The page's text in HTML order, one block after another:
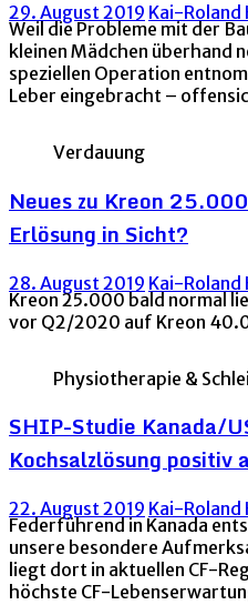
29. August 2019 Kai-Roland
Weil die Probleme mit der
kleinen Mädchen überhand
speziellen Operation
Leber eingebracht –
Verdauung
Neues zu Kreon
Erlösung in Sicht?
28. August 2019 Kai-Roland
Kreon 25.000 bald normal
vor Q2/2020 auf Kreon
Physiotherapie &
SHIP-Studie Kanada/
Kochsalzlösung positiv
22. August 2019 Kai-Roland
Federführend in Kanada
unsere besondere
liegt dort in aktuellen CF-
höchste CF-